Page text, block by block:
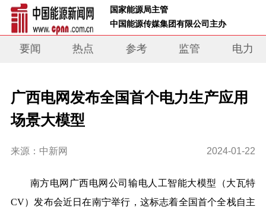
国家能源局主管
中国能源传媒集团有限公司主办
要闻 热点 参考 监管 电力
广西电网发布全国首个电力生产应用
场景大模型
来源：中新网 2024-01-22
南方电网广西电网公司输电人工智能大模型（大瓦特
CV）发布会近日在南宁举行，这标志着全国首个全栈自主